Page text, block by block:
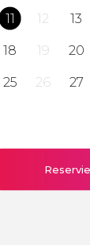
11 12 13
18 19 20
25 26 27